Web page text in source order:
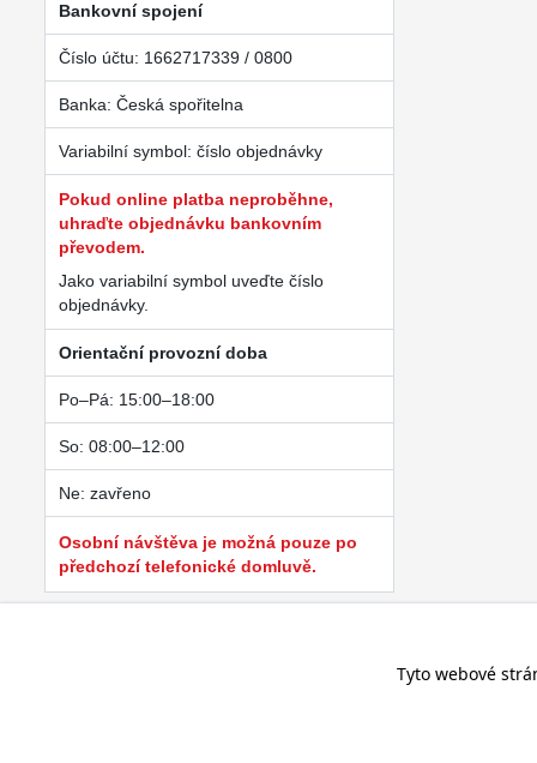
Bankovní spojení
Číslo účtu: 1662717339 / 0800
Banka: Česká spořitelna
Variabilní symbol: číslo objednávky
Pokud online platba neproběhne,
uhraďte objednávku bankovním
převodem.
Jako variabilní symbol uveďte číslo
objednávky.
Orientační provozní doba
Po–Pá: 15:00–18:00
So: 08:00–12:00
Ne: zavřeno
Osobní návštěva je možná pouze po
předchozí telefonické domluvě.
Tyto webové